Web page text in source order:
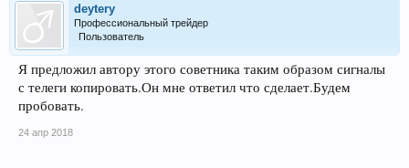
deytery
Профессиональный трейдер
Пользователь
Я предложил автору этого советника таким образом сигналы
с телеги копировать.Он мне ответил что сделает.Будем
пробовать.
24 апр 2018